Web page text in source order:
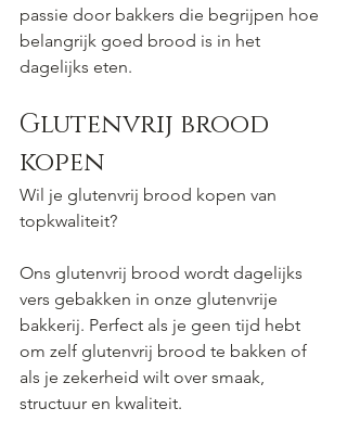
passie door bakkers die begrijpen hoe
belangrijk goed brood is in het
dagelijks eten.
Glutenvrij brood
kopen
Wil je glutenvrij brood kopen van
topkwaliteit?
Ons glutenvrij brood wordt dagelijks
vers gebakken in onze glutenvrije
bakkerij. Perfect als je geen tijd hebt
om zelf glutenvrij brood te bakken of
als je zekerheid wilt over smaak,
structuur en kwaliteit.